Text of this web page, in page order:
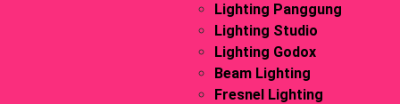
Lighting Panggung
Lighting Studio
Lighting Godox
Beam Lighting
Fresnel Lighting